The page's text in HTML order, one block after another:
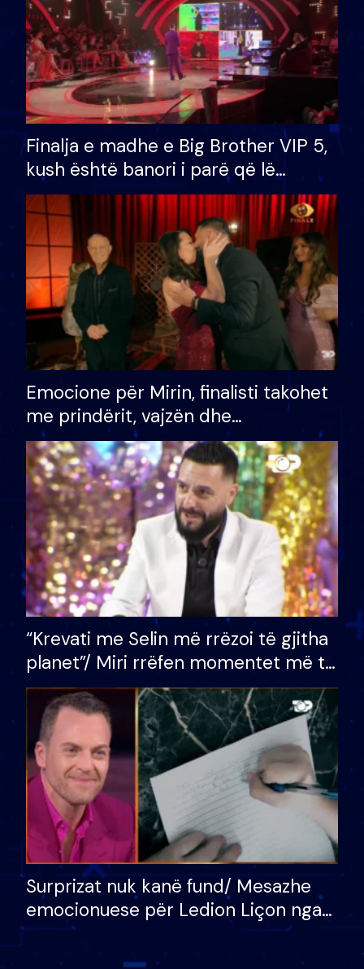
Finalja e madhe e Big Brother VIP 5,
kush është banori i parë që lë
shtëpinë dhe humb mundësinë për
të fituar çmimin e madh
Emocione për Mirin, finalisti takohet
me prindërit, vajzën dhe
bashkëshorten: S’kemi ndonjë letër
divorci apo jo?
“Krevati me Selin më rrëzoi të gjitha
planet”/ Miri rrëfen momentet më të
bukura në shtëpinë e BB VIP: Do më
mungojë zilja e mëngjesit kur…
Surprizat nuk kanë fund/ Mesazhe
emocionuese për Ledion Liçon nga
nëna dhe fëmijët e tij, moderatori
nuk i mban dot lotët: Nuk meritoj…